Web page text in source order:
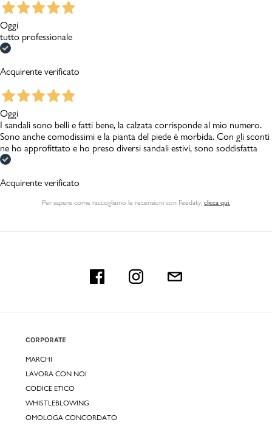
Oggi
tutto professionale
Acquirente verificato
Oggi
I sandali sono belli e fatti bene, la calzata corrisponde al mio numero.
Sono anche comodissimi e la pianta del piede è morbida. Con gli sconti
ne ho approfittato e ho preso diversi sandali estivi, sono soddisfatta
Acquirente verificato
Per sapere come raccogliamo le recensioni con Feedaty, clicca qui.
CORPORATE
MARCHI
LAVORA CON NOI
CODICE ETICO
WHISTLEBLOWING
OMOLOGA CONCORDATO